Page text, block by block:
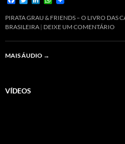
c
e
o
k
i
t
e
n
k
e
d
n
a
t
A
PIRATA GRAU & FRIENDS – O LIVRO DAS
BRASILEIRA DEIXE UM COMENTÁRIO
MAIS ÁUDIO →
VÍDEOS